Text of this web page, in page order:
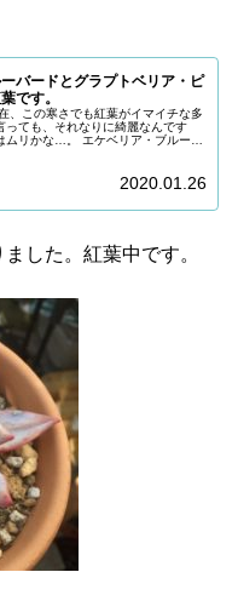
バードとグラプトベリア・ピ
です。
、この寒さでも紅葉がイマイチな多
っても、それなりに綺麗なんです
ムリかな…。 エケベリア・ブルーバ
2020.01.26
した。紅葉中です。